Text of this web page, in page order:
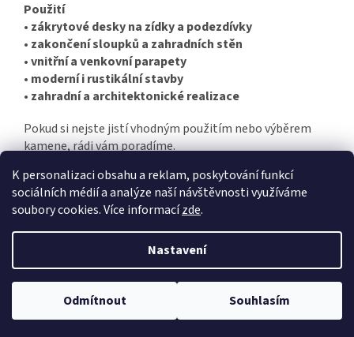
K personalizaci obsahu a reklam, poskytování funkcí
sociálních médií a analýze naší návštěvnosti využíváme
soubory cookies. Více informacízde.
Nastavení
Odmítnout Souhlasím
Použití
• zákrytové desky na zídky a podezdívky
• zakončení sloupků a zahradních stěn
•vnitřní a venkovní parapety
• moderní i rustikální stavby
• zahradní a architektonické realizace
Pokud si nejste jistí vhodným použitím nebo výběrem
kamene, rádi vám poradíme.
Copyright 2026DDkámen. Všechna práva vyhrazena.Upravit